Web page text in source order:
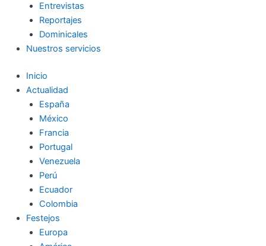
Entrevistas
Reportajes
Dominicales
Nuestros servicios
Inicio
Actualidad
España
México
Francia
Portugal
Venezuela
Perú
Ecuador
Colombia
Festejos
Europa